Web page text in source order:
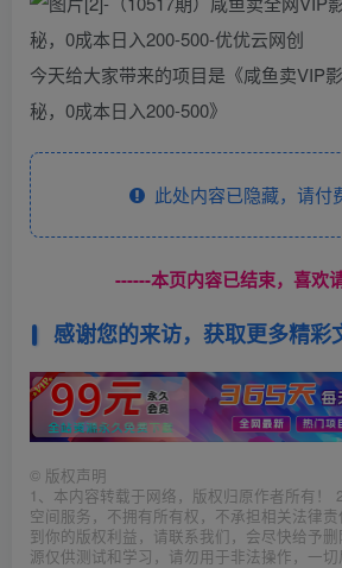
今天给大家带来的项目是《咸鱼卖VIP
秘，0成本日入200-500》
此处内容已隐藏，请付
------本页内容已结束，喜欢
感谢您的来访，获取更多精彩
© 版权声明
1、本内容转载于网络，版权归原作者所有！
空间服务，不拥有所有权，不承担相关法律
到你的版权利益，请联系我们，会尽快给予
源仅供测试和学习，请勿用于非法操作，一切